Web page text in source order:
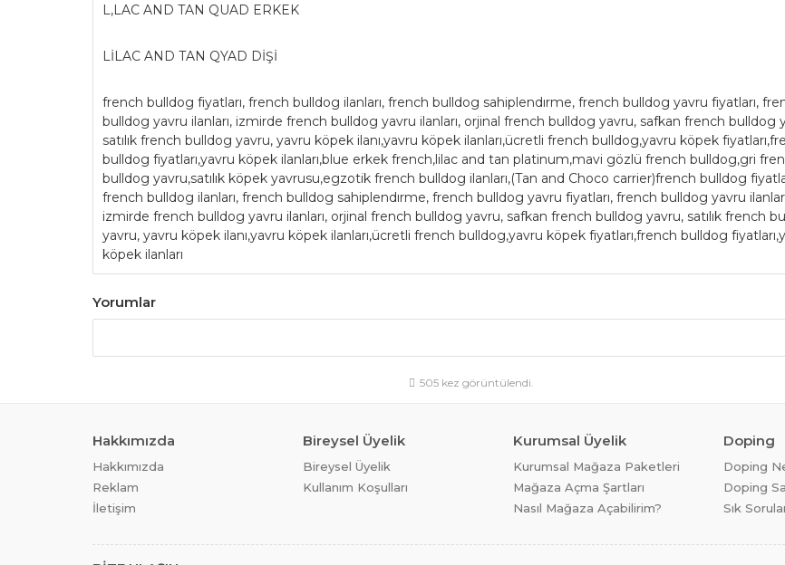
L,LAC AND TAN QUAD ERKEK
LİLAC AND TAN QYAD DİŞİ
french bulldog fiyatları, french bulldog ilanları, french bulldog sahiplendırme, french bulldog yavru fiyatları,
bulldog yavru ilanları, izmirde french bulldog yavru ilanları, orjinal french bulldog yavru, safkan french bulldog
satılık french bulldog yavru, yavru köpek ilanı,yavru köpek ilanları,ücretli french bulldog,yavru köpek
bulldog fiyatları,yavru köpek ilanları,blue erkek french,lilac and tan platinum,mavi gözlü french bulldog,gri
bulldog yavru,satılık köpek yavrusu,egzotik french bulldog ilanları,(Tan and Choco carrier)french bulldog
french bulldog ilanları, french bulldog sahiplendırme, french bulldog yavru fiyatları, french bulldog yavru
izmirde french bulldog yavru ilanları, orjinal french bulldog yavru, safkan french bulldog yavru, satılık french
yavru, yavru köpek ilanı,yavru köpek ilanları,ücretli french bulldog,yavru köpek fiyatları,french bulldog
köpek ilanları
Yorumlar
505 kez görüntülendi.
Hakkımızda
Hakkımızda
Reklam
İletişim
Bireysel Üyelik
Bireysel Üyelik
Kullanım Koşulları
Kurumsal Üyelik
Kurumsal Mağaza Paketleri
Mağaza Açma Şartları
Nasıl Mağaza Açabilirim?
Doping
Doping
Doping
Sık